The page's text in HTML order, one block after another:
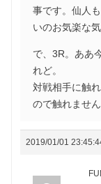
事です。仙人
いのお気楽な
で、3R。ああ
れど。
対戦相手に触
ので触れませ
2019/01/01